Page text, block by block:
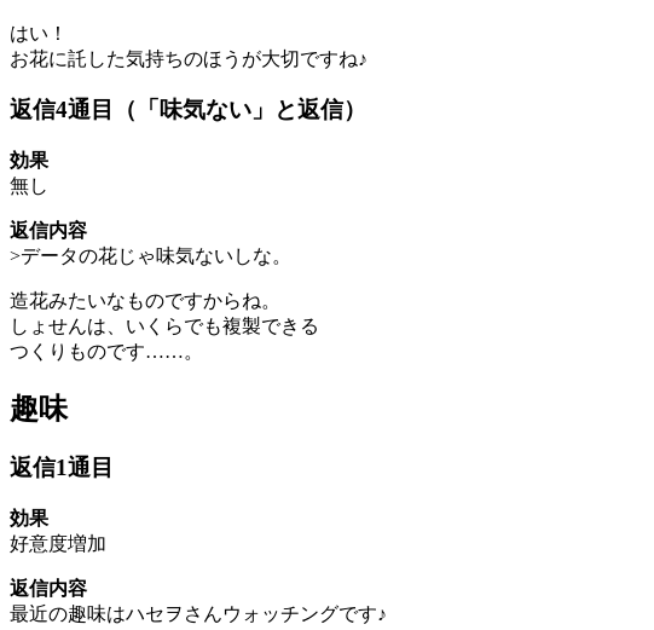
はい！
お花に託した気持ちのほうが大切ですね♪
返信4通目（「味気ない」と返信）
効果
無し
返信内容
>データの花じゃ味気ないしな。
造花みたいなものですからね。
しょせんは、いくらでも複製できる
つくりものです……。
趣味
返信1通目
効果
好意度増加
返信内容
最近の趣味はハセヲさんウォッチングです♪